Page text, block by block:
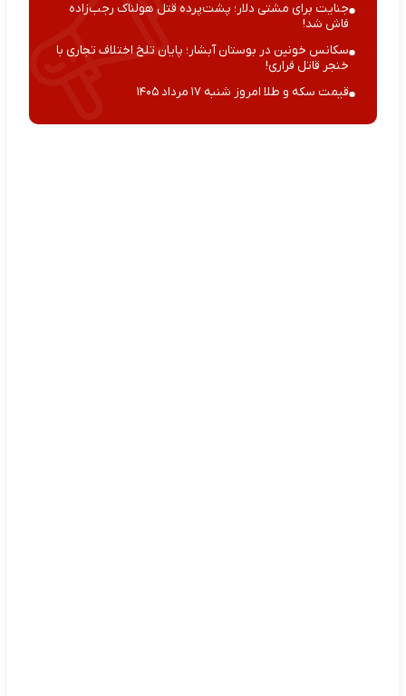
جنایت برای مشتی دلار؛ پشت‌پرده قتل هولناک رجب‌زاده
فاش شد!
سکانس خونین در بوستان آبشار؛ پایان تلخ اختلاف تجاری با
خنجر قاتل فراری!
قیمت سکه و طلا امروز شنبه ۱۷ مرداد ۱۴۰۵